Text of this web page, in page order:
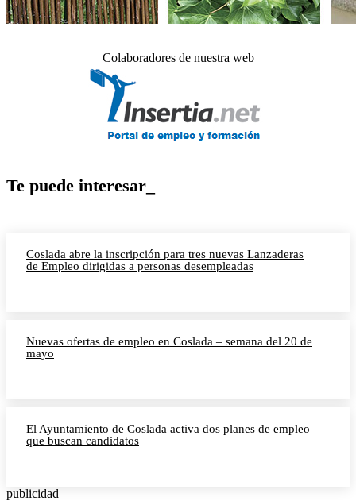
Colaboradores de nuestra web
Te puede interesar_
Coslada abre la inscripción para tres nuevas Lanzaderas
de Empleo dirigidas a personas desempleadas
Nuevas ofertas de empleo en Coslada – semana del 20 de
mayo
El Ayuntamiento de Coslada activa dos planes de empleo
que buscan candidatos
publicidad